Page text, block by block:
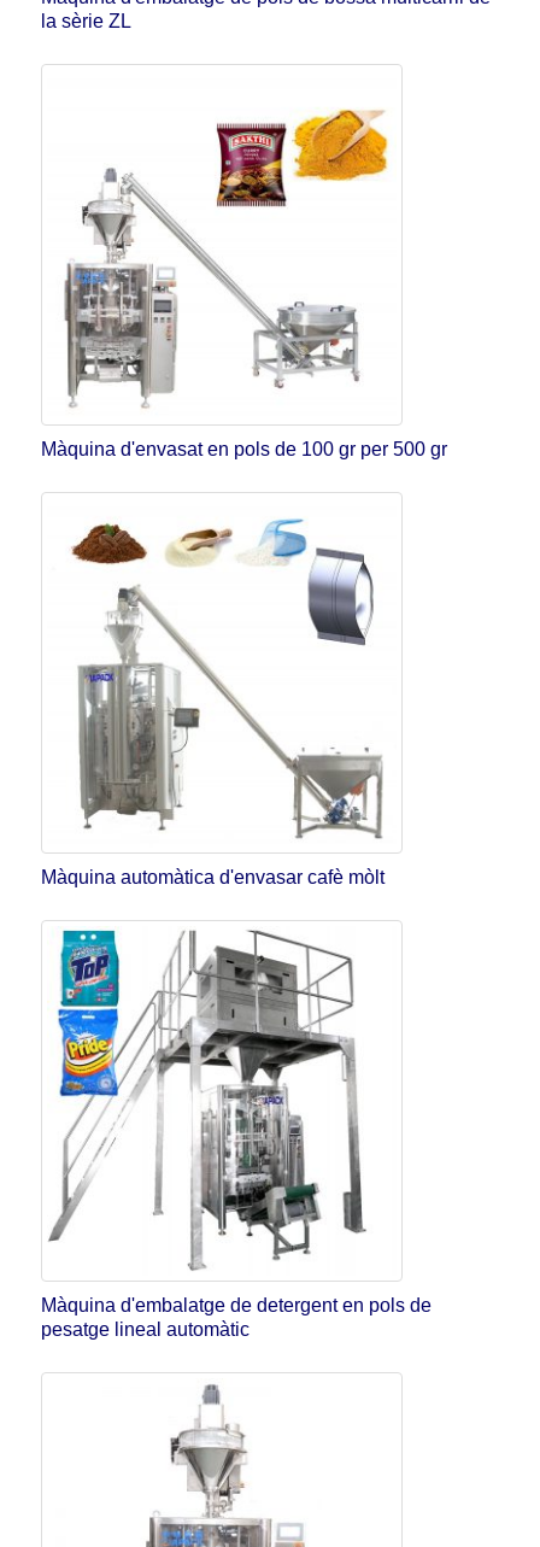
la sèrie ZL
Màquina d'envasat en pols de 100 gr per 500 gr
Màquina automàtica d'envasar cafè mòlt
Màquina d'embalatge de detergent en pols de
pesatge lineal automàtic